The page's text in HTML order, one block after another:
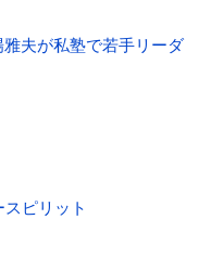
夫が私塾で若手リーダ
ピリット